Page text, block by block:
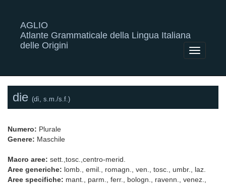
AGLIO
Atlante Grammaticale della Lingua Italiana
delle Origini
Toggle
die (dì, s.m./s.f.)
Numero: Plurale
Genere: Maschile
Macro aree: sett.,tosc.,centro-merid.
Aree generiche: lomb., emil., romagn., ven., tosc., umbr., laz.
Aree specifiche: mant., parm., ferr., bologn., ravenn., venez.,